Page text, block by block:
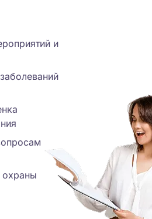
и
охраны